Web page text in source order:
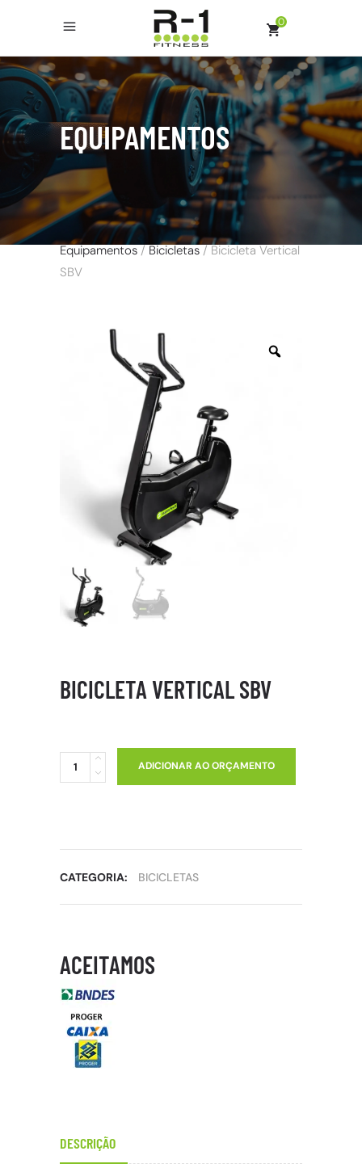
0
EQUIPAMENTOS
Equipamentos / Bicicletas / Bicicleta Vertical
SBV
BICICLETA VERTICAL SBV
ADICIONAR AO ORÇAMENTO
CATEGORIA: BICICLETAS
ACEITAMOS
DESCRIÇÃO